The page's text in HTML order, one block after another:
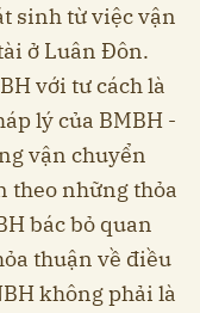
sinh từ việc vận
ở Luân Đôn.
với tư cách là
lý của BMBH -
vận chuyển
theo những thỏa
bác bỏ quan
thuận về điều
không phải là